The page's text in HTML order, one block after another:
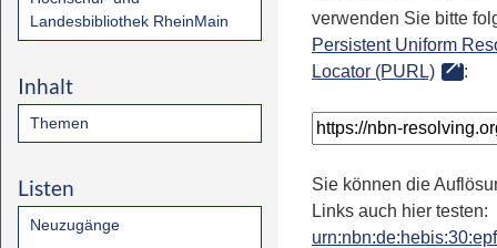
Landesbibliothek RheinMain
Inhalt
Themen
Listen
Neuzugänge
verwenden Sie bitte
Persistent Uniform
Locator (PURL)
:
Sie können die
Links auch hier testen: